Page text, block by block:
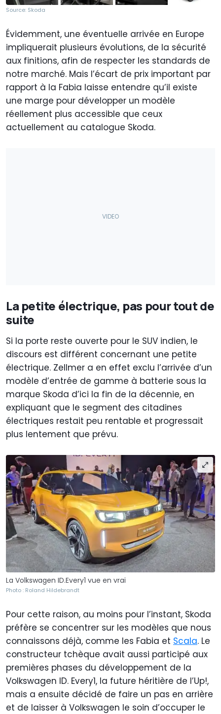
Source: Skoda
Évidemment, une éventuelle arrivée en Europe
impliquerait plusieurs évolutions, de la sécurité
aux finitions, afin de respecter les standards de
notre marché. Mais l’écart de prix important par
rapport à la Fabia laisse entendre qu’il existe
une marge pour développer un modèle
réellement plus accessible que ceux
actuellement au catalogue Skoda.
La petite électrique, pas pour tout de
suite
Si la porte reste ouverte pour le SUV indien, le
discours est différent concernant une petite
électrique. Zellmer a en effet exclu l’arrivée d’un
modèle d’entrée de gamme à batterie sous la
marque Skoda d’ici la fin de la décennie, en
expliquant que le segment des citadines
électriques restait peu rentable et progressait
plus lentement que prévu.
La Volkswagen ID.Every1 vue en vrai
Photo : Roland Hildebrandt
Pour cette raison, au moins pour l’instant, Skoda
préfère se concentrer sur les modèles que nous
connaissons déjà, comme les Fabia et Scala. Le
constructeur tchèque avait aussi participé aux
premières phases du développement de la
Volkswagen ID. Every1, la future héritière de l’Up!,
mais a ensuite décidé de faire un pas en arrière
et de laisser à Volkswagen le soin d’occuper le